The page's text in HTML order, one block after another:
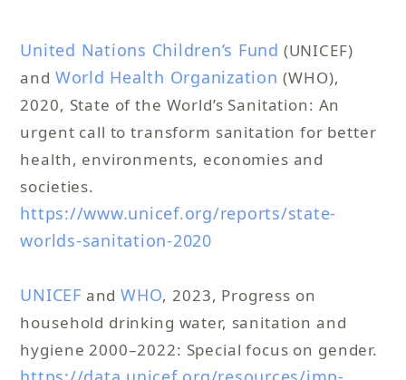
United Nations Children’s Fund (UNICEF)
and World Health Organization(WHO),
2020, State of the World’s Sanitation: An
urgent call to transform sanitation for better
health, environments, economies and
societies.
https://www.unicef.org/reports/state-
worlds-sanitation-2020
UNICEF andWHO, 2023, Progress on
household drinking water, sanitation and
hygiene 2000–2022: Special focus on gender.